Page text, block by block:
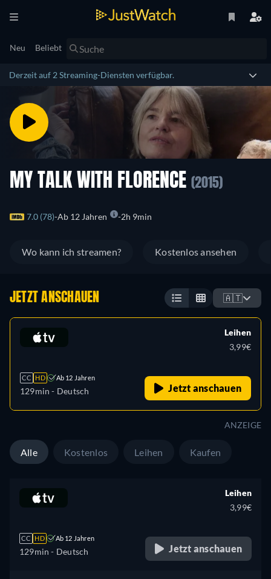
Neu Beliebt
Derzeit auf 2 Streaming-Diensten verfügbar.
MY TALK WITH FLORENCE (2015)
7.0 (78) Ab 12 Jahren 2h 9min
Wo kann ich streamen? Kostenlos ansehen
JETZT ANSCHAUEN 🇦🇹
CC HD Ab 12 Jahren
129min - Deutsch
Leihen
3,99€
Jetzt anschauen
ANZEIGE
Alle Kostenlos Leihen Kaufen
CC HD Ab 12 Jahren
129min - Deutsch
Leihen
3,99€
Jetzt anschauen